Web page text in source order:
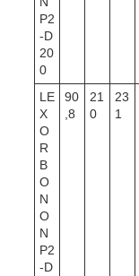
P2
-D
20
0
LE
X
O
R
B
O
N
O
N
P2
-D
90
,8
21
0
23
1